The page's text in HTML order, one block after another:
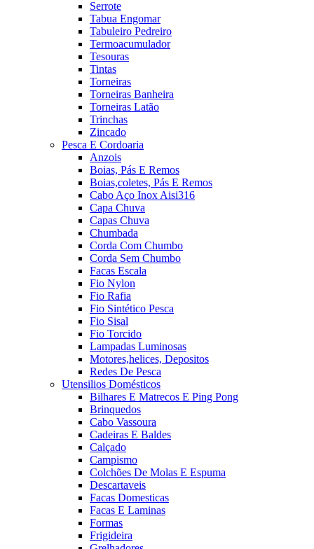
Serrote
Tabua Engomar
Tabuleiro Pedreiro
Termoacumulador
Tesouras
Tintas
Torneiras
Torneiras Banheira
Torneiras Latão
Trinchas
Zincado
Pesca E Cordoaria
Anzois
Boias, Pás E Remos
Boias,coletes, Pás E Remos
Cabo Aço Inox Aisi316
Capa Chuva
Capas Chuva
Chumbada
Corda Com Chumbo
Corda Sem Chumbo
Facas Escala
Fio Nylon
Fio Rafia
Fio Sintético Pesca
Fio Sisal
Fio Torcido
Lampadas Luminosas
Motores,helices, Depositos
Redes De Pesca
Utensilios Domésticos
Bilhares E Matrecos E Ping Pong
Brinquedos
Cabo Vassoura
Cadeiras E Baldes
Calçado
Campismo
Colchões De Molas E Espuma
Descartaveis
Facas Domesticas
Facas E Laminas
Formas
Frigideira